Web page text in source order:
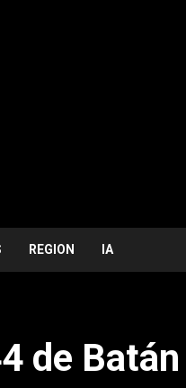
REGION IA
de Batán